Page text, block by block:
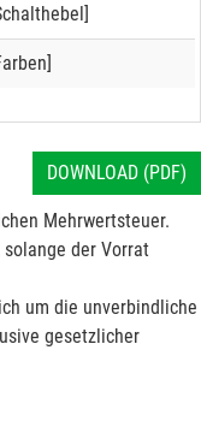
DOWNLOAD (PDF)
Mehrwertsteuer.
der Vorrat
um die unverbindliche
gesetzlicher